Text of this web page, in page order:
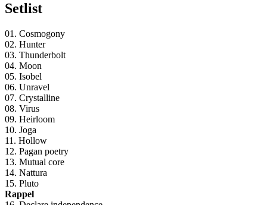
Setlist
01. Cosmogony
02. Hunter
03. Thunderbolt
04. Moon
05. Isobel
06. Unravel
07. Crystalline
08. Virus
09. Heirloom
10. Joga
11. Hollow
12. Pagan poetry
13. Mutual core
14. Nattura
15. Pluto
Rappel